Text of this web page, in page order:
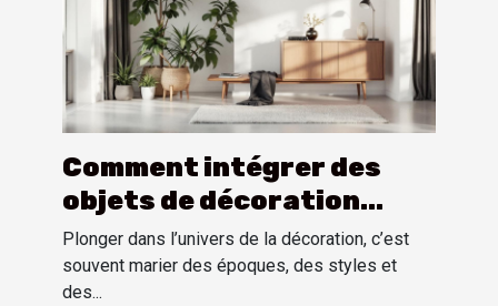
Comment intégrer des
objets de décoration
vintage américains dans
un intérieur moderne ?
Plonger dans l’univers de la décoration, c’est
souvent marier des époques, des styles et
des...